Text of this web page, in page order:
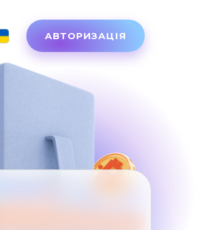
АВТОРИЗАЦІЯ